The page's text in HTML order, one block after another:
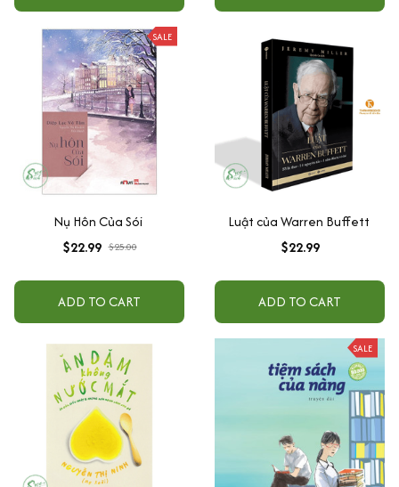
SALE
Nụ Hôn Của Sói
$22.99 $25.00
ADD TO CART
Luật của Warren Buffett
$22.99
ADD TO CART
SALE